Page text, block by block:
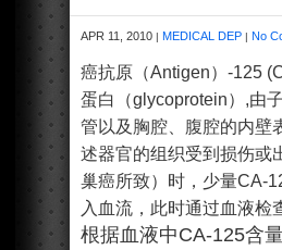
APR 11, 2010 | MEDICAL DEP | No
癌抗原（Antigen）-125
蛋白（glycoprotein）,由
管以及胸腔、腹腔的内壁
述器官的组织受到损伤或
巢癌所致）时，少量CA-
入血流，此时通过血液检
根据血液中CA-125含